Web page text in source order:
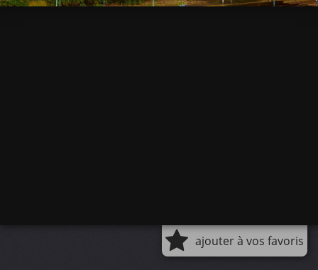
ajouter à vos favoris